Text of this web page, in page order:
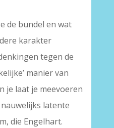
de bundel en wat
karakter
tegen de
manier van
je laat je meevoeren
latente
die Engelhart.